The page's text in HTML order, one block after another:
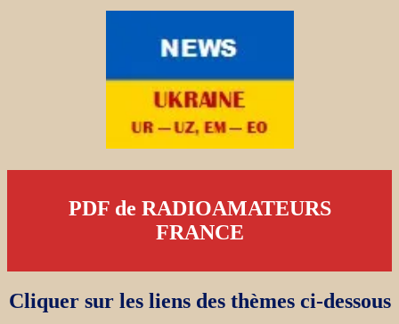
PDF de RADIOAMATEURS
FRANCE
Cliquer sur les liens des thèmes ci-dessous